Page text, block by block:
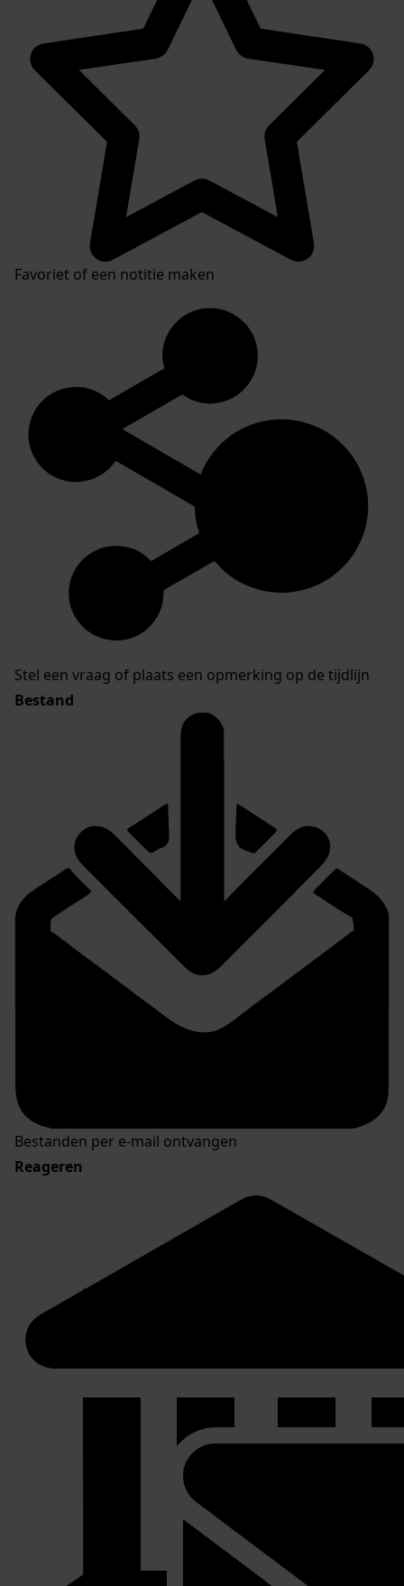
Favoriet of een notitie maken
Stel een vraag of plaats een opmerking op de tijdlijn
Bestand
Bestanden per e-mail ontvangen
Reageren